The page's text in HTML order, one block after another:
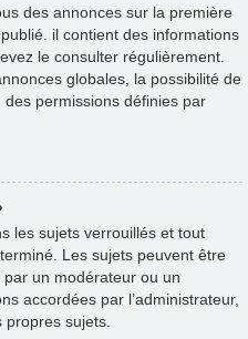
des annonces sur la première
il contient des informations
le consulter régulièrement.
globales, la possibilité de
permissions définies par
les sujets verrouillés et tout
Les sujets peuvent être
un modérateur ou un
accordées par l’administrateur,
propres sujets.